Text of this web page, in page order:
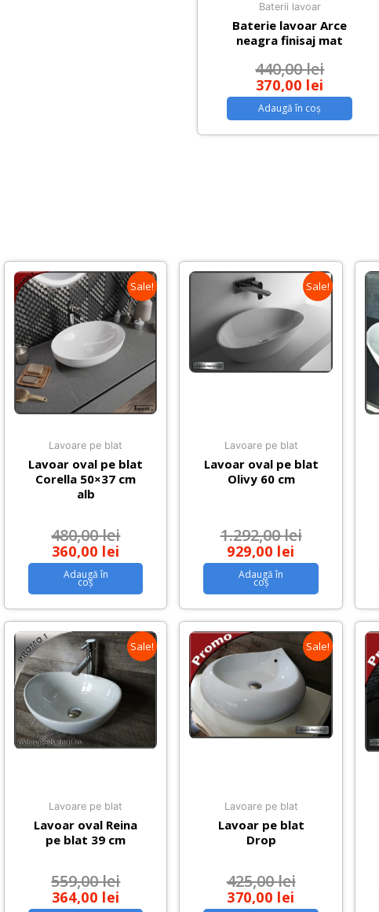
Baterii lavoar
Baterie lavoar Arce
neagra finisaj mat
440,00lei
370,00 lei
Adaugă în coș
Sale!
Lavoare pe blat
Lavoar oval pe blat
Corella 50×37 cm
alb
480,00lei
360,00 lei
Adaugă în
coș
Sale!
Lavoare pe blat
Lavoar oval pe blat
Olivy 60 cm
1.292,00lei
929,00 lei
Adaugă în
coș
Sale!
Lavoare pe blat
Lavoar oval Reina
pe blat 39 cm
559,00lei
364,00 lei
Sale!
Lavoare pe blat
Lavoar pe blat
Drop
425,00lei
370,00 lei